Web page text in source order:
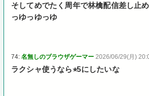
そしてめでたく周年で林檎配信差し止
っゆっゆっゆ
74:名無しのブラウザゲーマー 2026/06/29(月)
ラクシャ使うなら⭐︎5にしたいな